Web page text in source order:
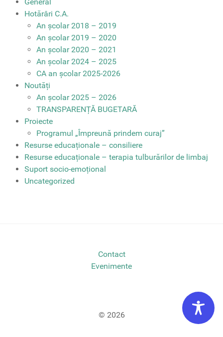
Hotărâri C.A.
An școlar 2018 – 2019
An școlar 2019 – 2020
An școlar 2020 – 2021
An școlar 2024 – 2025
CA an școlar 2025-2026
Noutăți
An școlar 2025 – 2026
TRANSPARENȚĂ BUGETARĂ
Proiecte
Programul „Împreună prindem curaj”
Resurse educaționale – consiliere
Resurse educaționale – terapia tulburărilor de limbaj
Suport socio-emoțional
Uncategorized
Contact
Evenimente
© 2026